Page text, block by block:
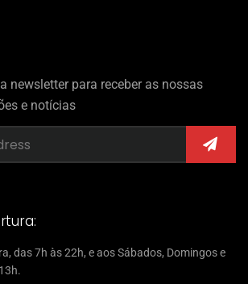
newsletter para receber as nossas
e notícias
das 7h às 22h, e aos Sábados, Domingos e